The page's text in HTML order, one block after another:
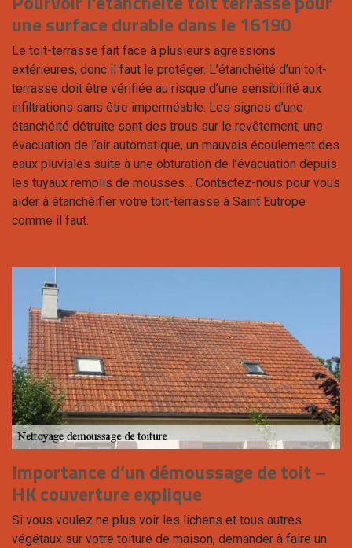
une surface durable dans le 16190
Le toit-terrasse fait face à plusieurs agressions
extérieures, donc il faut le protéger. L’étanchéité d’un toit-
terrasse doit être vérifiée au risque d’une sensibilité aux
infiltrations sans être imperméable. Les signes d’une
étanchéité détruite sont des trous sur le revêtement, une
évacuation de l’air automatique, un mauvais écoulement des
eaux pluviales suite à une obturation de l’évacuation depuis
les tuyaux remplis de mousses… Contactez-nous pour vous
aider à étanchéifier votre toit-terrasse à Saint Eutrope
comme il faut.
Importance d’un démoussage de toit –
HK couverture explique
Si vous voulez ne plus voir les lichens et tous autres
végétaux sur votre toiture de maison, demander à faire un